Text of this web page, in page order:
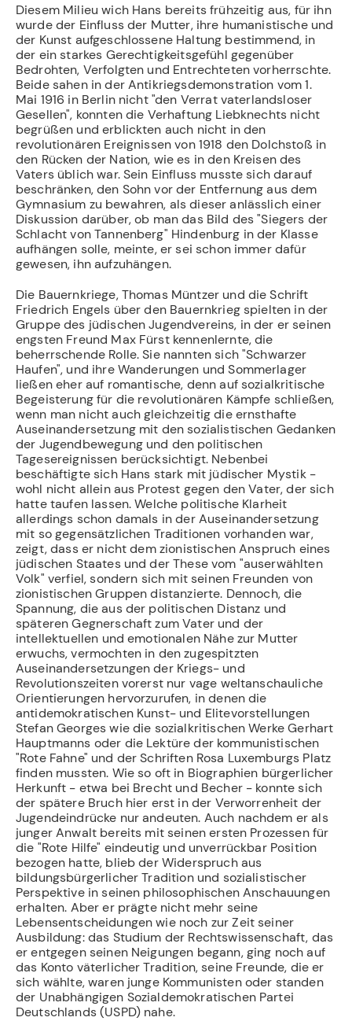
Diesem Milieu wich Hans bereits frühzeitig aus, für ihn
wurde der Einfluss der Mutter, ihre humanistische und
der Kunst aufgeschlossene Haltung bestimmend, in
der ein star­kes Gerechtigkeitsgefühl gegenüber
Bedrohten, Verfolgten und Entrechteten vor­herrschte.
Beide sahen in der Antikriegsdemonstration vom 1.
Mai 1916 in Berlin nicht "den Verrat vaterlandsloser
Gesellen", konnten die Verhaftung Liebknechts nicht
be­grüßen und erblickten auch nicht in den
revolutionären Ereignissen von 1918 den Dolchstoß in
den Rücken der Nation, wie es in den Kreisen des
Vaters üblich war. Sein Einfluss musste sich darauf
beschränken, den Sohn vor der Entfernung aus dem
Gymnasium zu bewahren, als dieser anlässlich einer
Diskussion darüber, ob man das Bild des "Siegers der
Schlacht von Tannenberg" Hindenburg in der Klasse
aufhängen solle, meinte, er sei schon immer dafür
gewesen, ihn aufzuhängen.
Die Bauernkriege, Thomas Müntzer und die Schrift
Friedrich Engels über den Bauern­krieg spielten in der
Gruppe des jüdischen Jugendvereins, in der er seinen
engsten Freund Max Fürst kennenlernte, die
beherrschende Rolle. Sie nannten sich "Schwarzer
Haufen", und ihre Wanderungen und Sommerlager
ließen eher auf romantische, denn auf sozialkritische
Begeisterung für die revolutionären Kämpfe schließen,
wenn man nicht auch gleichzeitig die ernsthafte
Auseinandersetzung mit den sozialistischen Ge­danken
der Jugendbewegung und den politischen
Tagesereignissen berücksichtigt. Ne­benbei
beschäftigte sich Hans stark mit jüdischer Mystik -
wohl nicht allein aus Protest gegen den Vater, der sich
hatte taufen lassen. Welche politische Klarheit
allerdings schon damals in der Auseinandersetzung
mit so gegensätzlichen Traditionen vorhanden war,
zeigt, dass er nicht dem zionistischen Anspruch eines
jüdischen Staates und der These vom "auserwählten
Volk" verfiel, sondern sich mit seinen Freunden von
zionisti­schen Gruppen distanzierte. Dennoch, die
Spannung, die aus der politischen Distanz und
späteren Gegnerschaft zum Vater und der
intellektuellen und emotionalen Nähe zur Mutter
erwuchs, vermochten in den zugespitzten
Auseinandersetzungen der Kriegs- und
Revolutionszeiten vorerst nur vage weltanschauliche
Orientierungen hervorzurufen, in denen die
antidemokrati­schen Kunst- und Elitevorstellungen
Stefan Georges wie die sozialkritischen Werke Gerhart
Hauptmanns oder die Lektüre der kommunistischen
"Rote Fahne" und der Schriften Rosa Luxemburgs Platz
finden mussten. Wie so oft in Biographien bürgerli­cher
Herkunft - etwa bei Brecht und Becher - konnte sich
der spätere Bruch hier erst in der Verworrenheit der
Jugendeindrücke nur andeuten. Auch nachdem er als
junger An­walt bereits mit seinen ersten Prozessen für
die "Rote Hilfe" eindeutig und unverrück­bar Position
bezogen hatte, blieb der Widerspruch aus
bildungsbürgerlicher Tradition und sozialistischer
Perspektive in seinen philosophischen Anschauungen
erhalten. Aber er prägte nicht mehr seine
Lebensentscheidungen wie noch zur Zeit seiner
Ausbildung: das Studium der Rechtswissenschaft, das
er entgegen seinen Neigungen begann, ging noch auf
das Konto väterlicher Tradition, seine Freunde, die er
sich wählte, waren junge Kommunisten oder standen
der Unabhängigen Sozialdemokratischen Partei
Deutsch­lands (USPD) nahe.